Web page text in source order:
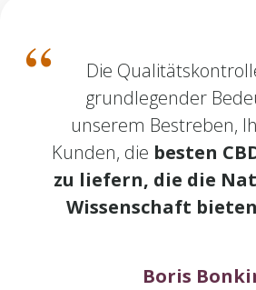
Die
grundlegender
unserem Bestreben,
Kunden, die besten
zu liefern, die die
Wissenschaft
Boris